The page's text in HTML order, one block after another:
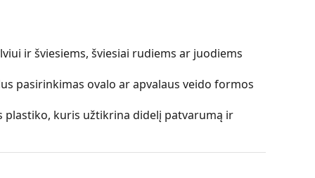
ir šviesiems, šviesiai rudiems ar juodiems
pasirinkimas ovalo ar apvalaus veido formos
plastiko, kuris užtikrina didelį patvarumą ir